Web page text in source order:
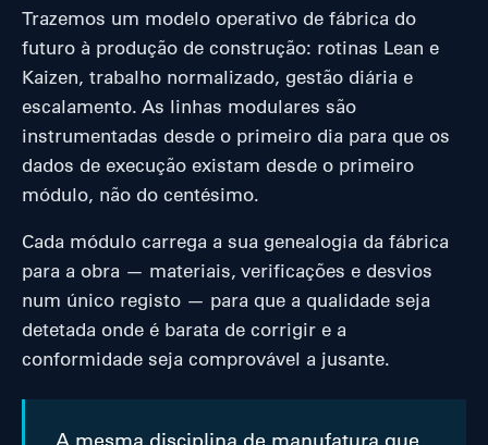
Trazemos um modelo operativo de fábrica do
futuro à produção de construção: rotinas Lean e
Kaizen, trabalho normalizado, gestão diária e
escalamento. As linhas modulares são
instrumentadas desde o primeiro dia para que os
dados de execução existam desde o primeiro
módulo, não do centésimo.
Cada módulo carrega a sua genealogia da fábrica
para a obra — materiais, verificações e desvios
num único registo — para que a qualidade seja
detetada onde é barata de corrigir e a
conformidade seja comprovável a jusante.